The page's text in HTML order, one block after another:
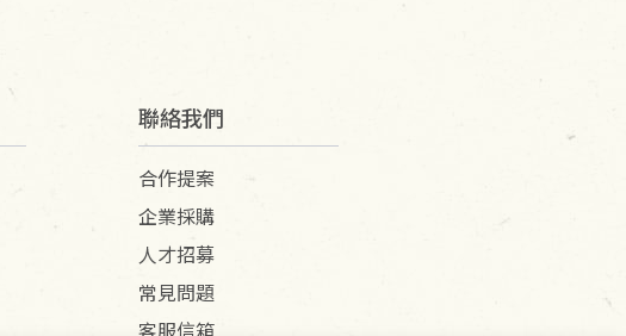
聯絡我們
合作提案
企業採購
人才招募
常見問題